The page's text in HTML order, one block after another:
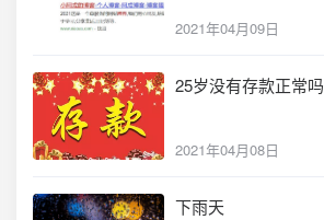
2021年04月09日
25岁没有存款正常吗
2021年04月08日
下雨天